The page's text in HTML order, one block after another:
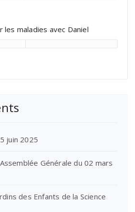
les maladies avec Daniel
juin 2025
Générale du 02 mars
des Enfants de la Science